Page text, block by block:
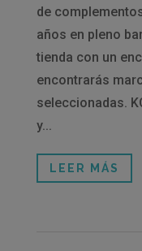
de
años en pleno
tienda con un
encontrarás
seleccionadas.
y...
LEER MÁS